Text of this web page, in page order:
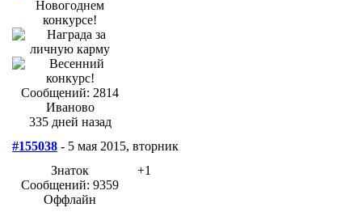
Сообщений: 2814
Иваново
335 дней назад
#155038 - 5 мая 2015, вторник
Знаток
Сообщений: 9359
Оффлайн
+1